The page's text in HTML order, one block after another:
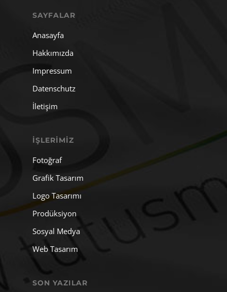
SAYFALAR
Anasayfa
Hakkımızda
Impressum
Datenschutz
İletişim
İŞLERIMIZ
Fotoğraf
Grafik Tasarım
Logo Tasarımı
Prodüksiyon
Sosyal Medya
Web Tasarım
SON YAZILAR